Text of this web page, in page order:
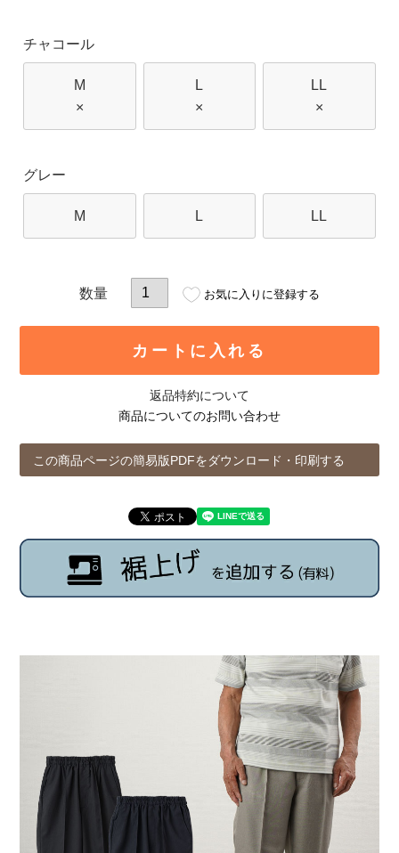
チャコール
M
×
L
×
LL
×
グレー
M L LL
お気に入りに登録する
カートに入れる
返品特約について
商品についてのお問い合わせ
この商品ページの簡易版PDFをダウンロード・印刷する